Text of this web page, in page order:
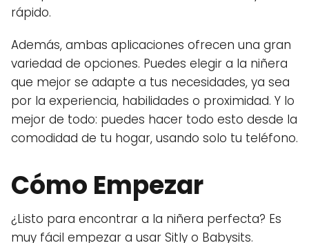
rápido.
Además, ambas aplicaciones ofrecen una gran
variedad de opciones. Puedes elegir a la niñera
que mejor se adapte a tus necesidades, ya sea
por la experiencia, habilidades o proximidad. Y lo
mejor de todo: puedes hacer todo esto desde la
comodidad de tu hogar, usando solo tu teléfono.
Cómo Empezar
¿Listo para encontrar a la niñera perfecta? Es
muy fácil empezar a usar Sitly o Babysits.